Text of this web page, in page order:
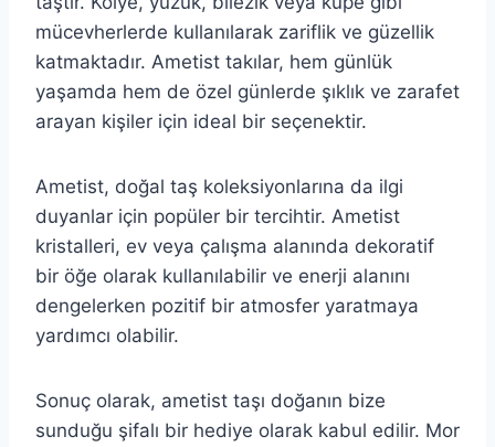
mücevherlerde kullanılarak zariflik ve güzellik
katmaktadır. Ametist takılar, hem günlük
yaşamda hem de özel günlerde şıklık ve zarafet
arayan kişiler için ideal bir seçenektir.
Ametist, doğal taş koleksiyonlarına da ilgi
duyanlar için popüler bir tercihtir. Ametist
kristalleri, ev veya çalışma alanında dekoratif
bir öğe olarak kullanılabilir ve enerji alanını
dengelerken pozitif bir atmosfer yaratmaya
yardımcı olabilir.
Sonuç olarak, ametist taşı doğanın bize
sunduğu şifalı bir hediye olarak kabul edilir. Mor